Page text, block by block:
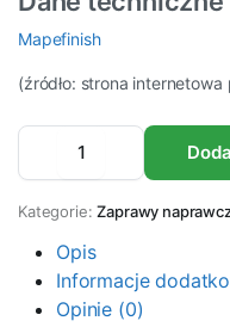
Mapefinish
(źródło: strona
naprawcza
do
powierzchni
betonowych
MAPEFINISH
30kg
ilość
Kategorie: Zaprawy
Opis
Informacje
Opinie (0)